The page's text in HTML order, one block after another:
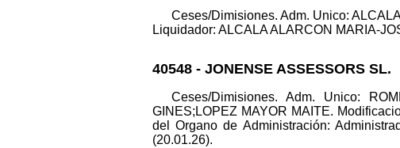
Ceses/Dimisiones. Adm. Unico:
Liquidador: ALCALA ALARCON MARIA-
40548 - JONENSE ASSESSORS SL.
Ceses/Dimisiones. Adm. Unico:
GINES;LOPEZ MAYOR MAITE.
del Organo de Administración:
(20.01.26).